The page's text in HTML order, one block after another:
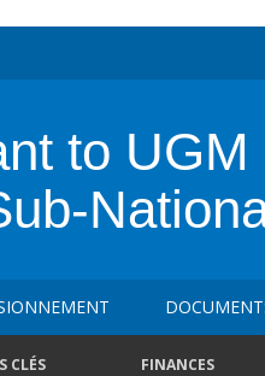
to
CLÉS FINANCES